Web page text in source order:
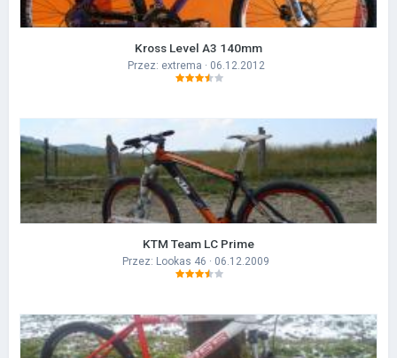
Kross Level A3 140mm
Przez: extrema · 06.12.2012
KTM Team LC Prime
Przez: Lookas 46 · 06.12.2009